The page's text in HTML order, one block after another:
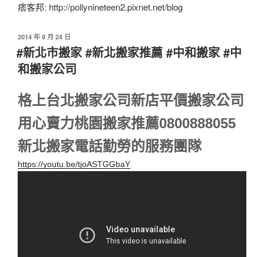
痞客邦: http://pollynineteen2.pixnet.net/blog
2014 年 8 月 24 日
#新北市搬家 #新北搬家推薦 #中和搬家 #中
和搬家公司
格上台北搬家公司新店平價搬家公司
用心賣力桃園搬家推薦0800888055
新北搬家電話勤勞的服務團隊
https://youtu.be/tjoASTGGbaY